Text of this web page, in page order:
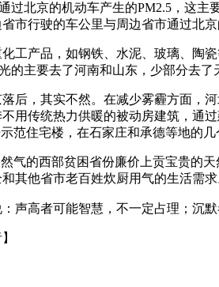
北京的机动车产生的PM2.5，这主
市行驶的车公里与周边省市通过北
产品，如钢铁、水泥、玻璃、陶
主要去了河南和山东，少部分去了
，其实不然。在减少雾霾方面，
用传统热力供暖的被动房建筑，通
范住宅楼，在石家庄和承德等地的几
的西部贫困省份廉价上贡宝贵的
其他省市老百姓炊厨用气的生活需求
高者可能智慧，不一定占理；沉默